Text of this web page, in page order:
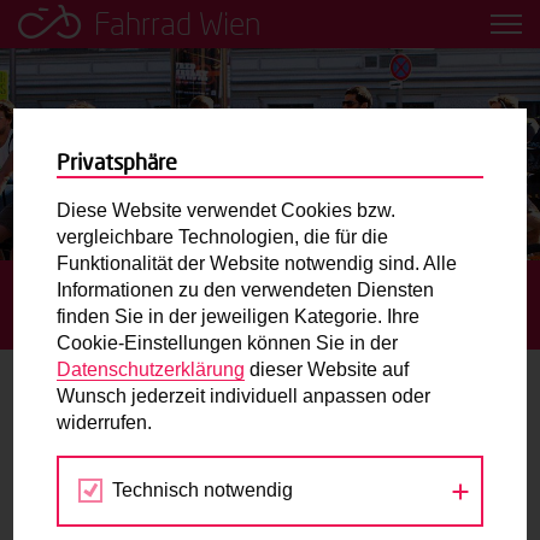
Fahrrad Wien
Leih dir einfach ein Transportfahrrad in deiner Nähe aus!
Mobilitätsbildung für Kinder und
Jugendliche
Radweg-Projektkarte
Routenplaner
Mit dem Fahrrad in Wien unterwegs? Hier finden Sie die
beste Route.
Wunschbox
Sie haben ein Anliegen zum Radverkehr? Schreiben Sie
STARTSEITE TERMINE
RADBILDERREISE –
RADREISEVORTRAG IN DER FAHRRAD.WERKSTATT IM WUK
23.
FEB
2023
Privatsphäre
Diese Website verwendet Cookies bzw.
vergleichbare Technologien, die für die
Funktionalität der Website notwendig sind. Alle
Informationen zu den verwendeten Diensten
finden Sie in der jeweiligen Kategorie. Ihre
Cookie-Einstellungen können Sie in der
Datenschutzerklärung dieser Website auf
Wunsch jederzeit individuell anpassen oder
widerrufen.
Technisch notwendig